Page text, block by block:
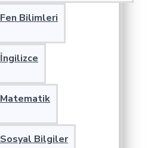
Fen Bilimleri
İngilizce
Matematik
Sosyal Bilgiler